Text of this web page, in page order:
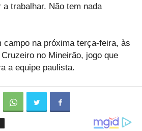
trabalhar. Não tem nada
campo na próxima terça-feira, às
no Mineirão, jogo que
a equipe paulista.